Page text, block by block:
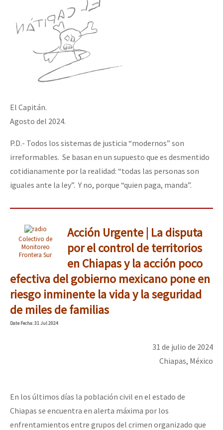
El Capitán.
Agosto del 2024.
P.D.- Todos los sistemas de justicia “modernos” son
irreformables. Se basan en un supuesto que es desmentido
cotidianamente por la realidad: “todas las personas son
iguales ante la ley”. Y no, porque “quien paga, manda”.
Colectivo de
Monitoreo
Frontera Sur
Acción Urgente | La disputa
por el control de territorios
en Chiapas y la acción poco
efectiva del gobierno mexicano pone en
riesgo inminente la vida y la seguridad
de miles de familias
DateFecha: 31 Jul 2024
31 de julio de 2024
Chiapas, México
En los últimos días la población civil en el estado de
Chiapas se encuentra en alerta máxima por los
enfrentamientos entre grupos del crimen organizado que